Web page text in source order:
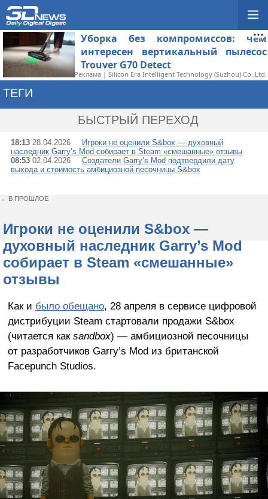
Уборка без компромиссов: чем
интересен вертикальный пылесос
Trouver G70 Detect
Реклама | Silicon Era Intelligent Technology (Suzhou) Co.,Ltd.
ТЕГИ
БЫСТРЫЙ ПЕРЕХОД
18:13 28.04.2026
Игроки не оценили S&box — духовный
наследник Garry’s Mod собирает в Steam «смешанные» отзывы
08:53 02.04.2026
Создатели Garry’s Mod подтвердили дату
выхода и стоимость амбициозной песочницы S&box
← В ПРОШЛОЕ
Игроки не оценили S&box —
духовный наследник Garry’s Mod
собирает в Steam «смешанные»
отзывы
Как и было обещано, 28 апреля в сервисе цифровой
дистрибуции Steam стартовали продажи S&box
(читается как sandbox) — амбициозной песочницы
от разработчиков Garry’s Mod из британской
Facepunch Studios.